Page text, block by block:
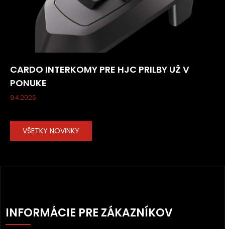
CARDO INTERKOMY PRE HJC PRILBY UŽ V
PONUKE
9.4.2026
VŠETKY NOVINKY
Á
P
INFORMÁCIE PRE ZÁKAZNÍKOV